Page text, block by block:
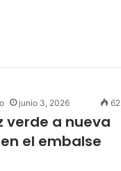
junio 3, 2026 62
verde a nueva
el embalse